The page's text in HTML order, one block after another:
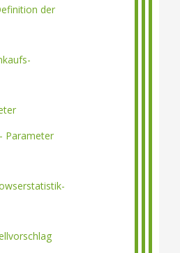
der
Parameter